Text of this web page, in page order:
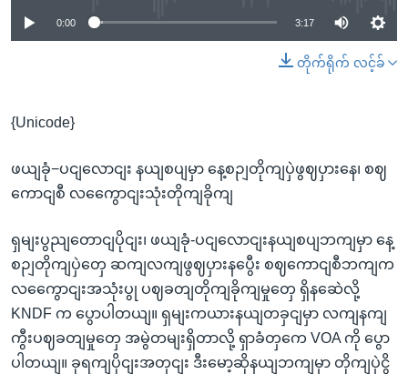
0:00 3:17
တိုက်ရိုက် လင့်ခ်
{Unicode}
ဖယျခုံ−ပငျလောငျး နယျစပျမှာ နေ့စဉျတိုကျပှဲဖွဈပှားနေ၊ စဈ
ကောငျစီ လကွေောငျးသုံးတိုကျခိုကျ
ရှမျးပွညျတောငျပိုငျး၊ ဖယျခုံ-ပငျလောငျးနယျစပျဘကျမှာ နေ့
စဉျတိုကျပှဲတှေ ဆကျလကျဖွဈပှားနပွေီး စဈကောငျစီဘကျက
လကွေောငျးအသုံးပွု ပဈခတျတိုကျခိုကျမှုတှေ ရှိနဆေဲလို့
KNDF က ပွောပါတယျ။ ရှမျးကယားနယျတခှငျမှာ လကျနကျ
ကွီးပဈခတျမှုတှေ အမွဲတမျးရှိတာလို့ ရှာခံတှကေ VOA ကို ပွော
ပါတယျ။ ခုရကျပိုငျးအတှငျး ဒီးမော့ဆိုနယျဘကျမှာ တိုကျပှဲငွိ